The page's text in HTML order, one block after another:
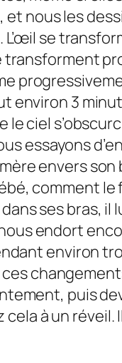
nous les
se
transforment
3
ciel
essayons
envers son
comment
ses bras,
endort
environ
puis
à un réveil.